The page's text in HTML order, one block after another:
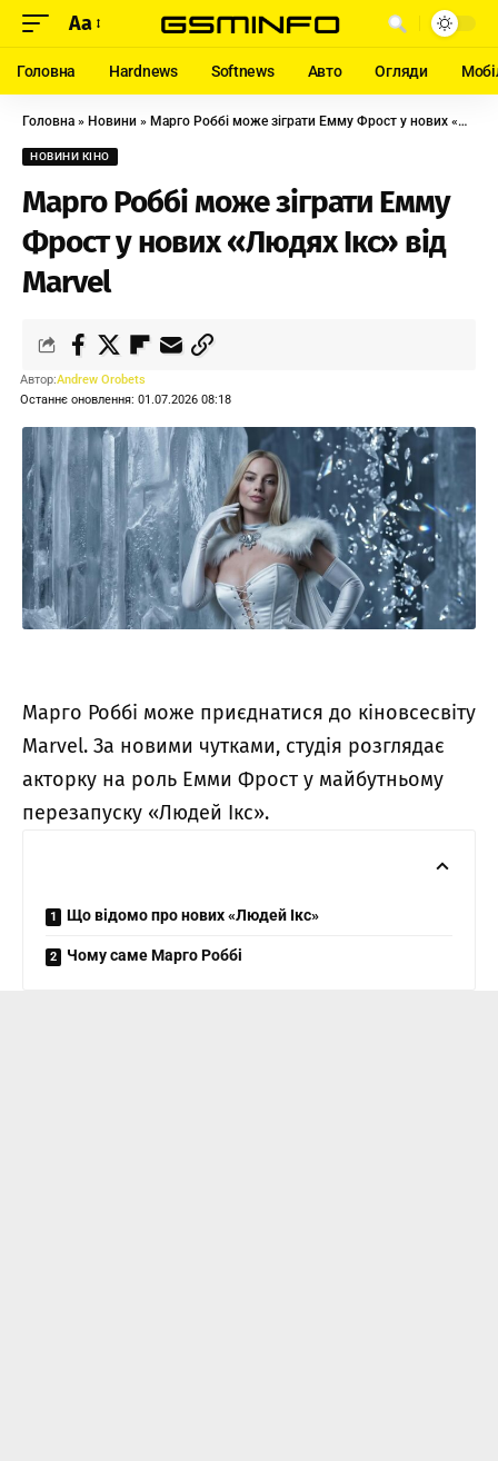
Aa
Головна Hardnews Softnews Авто Огляди
Головна » Новини » Марго Роббі може зіграти Емму Фрост у нових «Людях Ікс» від Marvel
НОВИНИ КІНО
Марго Роббі може зіграти Емму
Фрост у нових «Людях Ікс» від
Marvel
Останнє оновлення: 01.07.2026 08:18
Автор:Andrew Orobets
Марго Роббі може приєднатися до кіновсесвіту
Marvel. За новими чутками, студія розглядає
акторку на роль Емми Фрост у майбутньому
перезапуску «Людей Ікс».
Що відомо про нових «Людей Ікс»
Чому саме Марго Роббі